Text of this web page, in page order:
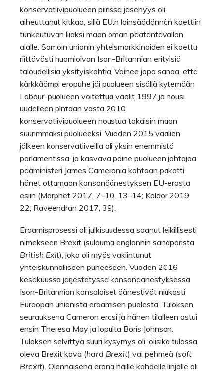
konservatiivipuolueen piirissä jäsenyys oli
aiheuttanut kitkaa, sillä EU:n lainsäädännön koettiin
tunkeutuvan liiaksi maan oman päätäntävallan
alalle. Samoin unionin yhteismarkkinoiden ei koettu
riittävästi huomioivan Ison-Britannian erityisiä
taloudellisia yksityiskohtia. Voinee jopa sanoa, että
kärkkäämpi eropuhe jäi puolueen sisällä kytemään
Labour-puolueen voitettua vaalit 1997 ja nousi
uudelleen pintaan vasta 2010
konservatiivipuolueen noustua takaisin maan
suurimmaksi puolueeksi. Vuoden 2015 vaalien
jälkeen konservatiiveilla oli yksin enemmistö
parlamentissa, ja kasvava paine puolueen johtajaa
pääministeri James Cameronia kohtaan pakotti
hänet ottamaan kansanäänestyksen EU-erosta
esiin (Morphet 2017, 7–10, 13–14; Kaldor 2019,
22; Raveendran 2017, 39).
Eroamisprosessi oli julkisuudessa saanut leikillisesti
nimekseen Brexit (sulauma englannin sanaparista
British Exit), joka oli myös vakiintunut
yhteiskunnalliseen puheeseen. Vuoden 2016
kesäkuussa järjestetyssä kansanäänestyksessä
Ison-Britannian kansalaiset äänestivät niukasti
Euroopan unionista eroamisen puolesta. Tuloksen
seurauksena Cameron erosi ja hänen tilalleen astui
ensin Theresa May ja lopulta Boris Johnson.
Tuloksen selvittyä suuri kysymys oli, olisiko tulossa
oleva Brexit kova (hard Brexit) vai pehmeä (soft
Brexit). Olennaisena erona näille kahdelle linjalle oli